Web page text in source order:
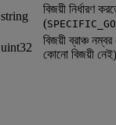
string
বিজয়ী নির্ধারণ
(
uint32
বিজয়ী ব্রাঞ্চ
কোনো বিজয়ী